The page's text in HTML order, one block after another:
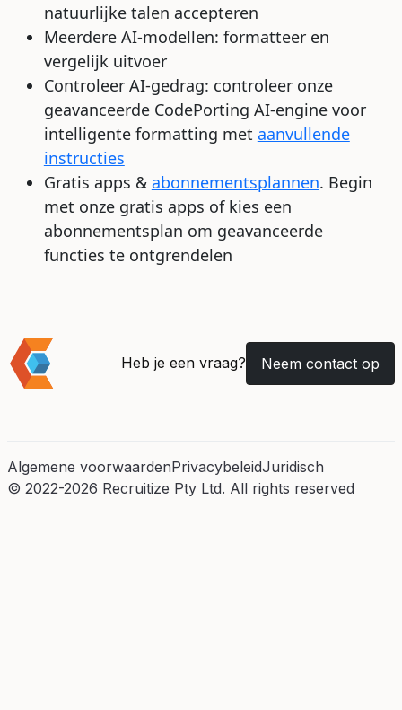
natuurlijke talen accepteren
Meerdere AI-modellen: formatteer en
vergelijk uitvoer
Controleer AI-gedrag: controleer onze
geavanceerde CodePorting AI-engine voor
intelligente formatting met aanvullende
instructies
Gratis apps & abonnementsplannen. Begin
met onze gratis apps of kies een
abonnementsplan om geavanceerde
functies te ontgrendelen
Heb je een vraag? Neem contact op
© 2022-2026 Recruitize Pty Ltd. All rights reserved
Algemene voorwaardenPrivacybeleidJuridisch